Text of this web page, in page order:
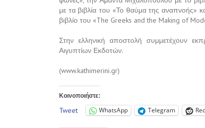
με τα βιβλία του «Το θαύμα της αναπνοής»
βιβλίο του «The Greeks and the Making of
Στην ελληνική αποστολή συμμετέχουν
Αιγυπτίων Εκδοτών.
(www.kathimerini.gr)
Κοινοποιήστε:
Tweet WhatsApp Telegram